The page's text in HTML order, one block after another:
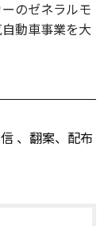
のゼネラルモ
動車事業を大
、翻案、配布